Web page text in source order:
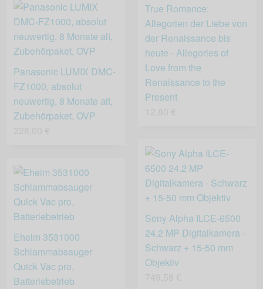
True Romance:
Allegorien der Liebe von
der Renaissance bis
heute - Allegories of
Love from the
Renaissance to the
Present
Panasonic LUMIX DMC-
FZ1000, absolut
neuwertig, 8 Monate alt,
Zubehörpaket, OVP
Sony Alpha ILCE-6500
24.2 MP Digitalkamera -
Schwarz + 15-50 mm
Objektiv
Eheim 3531000
Schlammabsauger
Quick Vac pro,
Batteriebetrieb